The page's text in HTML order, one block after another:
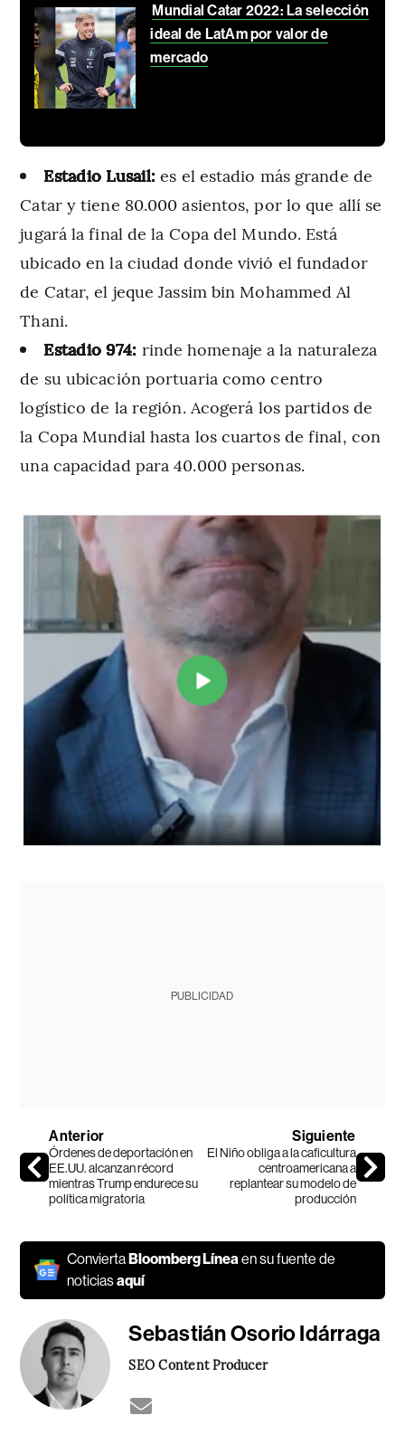
Mundial Catar 2022: La selección
ideal de LatAm por valor de
mercado
Estadio Lusail:es el estadio más grande de
Catar y tiene 80.000 asientos, por lo que allí se
jugará la final de la Copa del Mundo. Está
ubicado en la ciudad donde vivió el fundador
de Catar, el jeque Jassim bin Mohammed Al
Thani.
Estadio 974: rinde homenaje a la naturaleza
de su ubicación portuaria como centro
logístico de la región. Acogerá los partidos de
la Copa Mundial hasta los cuartos de final, con
una capacidad para 40.000 personas.
PUBLICIDAD
Anterior
Órdenes de deportación en
EE.UU. alcanzan récord
mientras Trump endurece su
política migratoria
Siguiente
El Niño obliga a la caficultura
centroamericana a
replantear su modelo de
producción
ConviertaBloomberg Línea en su fuente de
noticiasaquí
Sebastián Osorio Idárraga
SEO Content Producer